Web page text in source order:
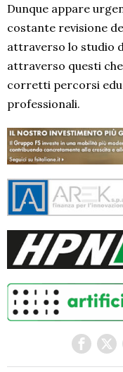
Dunque appare
costante revisione
attraverso lo studio
attraverso questi
corretti percorsi
professionali.